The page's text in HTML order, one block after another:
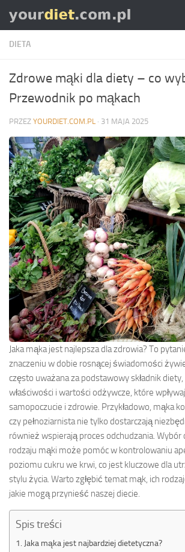
Skip to content
DIETA
Zdrowe mąki dla diety – co
Przewodnik po mąkach
PRZEZ YOURDIET.COM.PL · 31 MAJA 2025
Jaka mąka jest najlepsza dla zdrowia? To
znaczeniu w dobie rosnącej świadomości
często uważana za podstawowy składnik
właściwości i wartości odżywcze, które
samopoczucie i zdrowie. Przykładowo, mąka
czy pełnoziarnista nie tylko dostarczają
również wspierają proces odchudzania.
rodzaju mąki może pomóc w kontrolowaniu
poziomu cukru we krwi, co jest kluczowe dla
stylu życia. Warto zgłębić temat mąk, ich
jakie mogą przynieść naszej diecie.
Spis treści
Jaka mąka jest najbardziej dietetyczna?